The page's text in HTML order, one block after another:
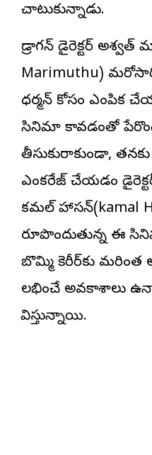
చాటుకున్నాడు.
డ్రాగన్ డైరెక్ట‌ర్ అశ్వత్
Marimuthu)
ధర్మన్ కోసం ఎంపిక
సినిమా కావడంతో
తీసుకురాకుండా,
ఎంక‌రేజ్ చేయ‌డం
కమల్ హాసన్(kamal
రూపొందుతున్న ఈ
బొమ్మి కెరీర్‌కు మరింత
లభించే అవకాశాలు
భావిస్తున్నాయి.